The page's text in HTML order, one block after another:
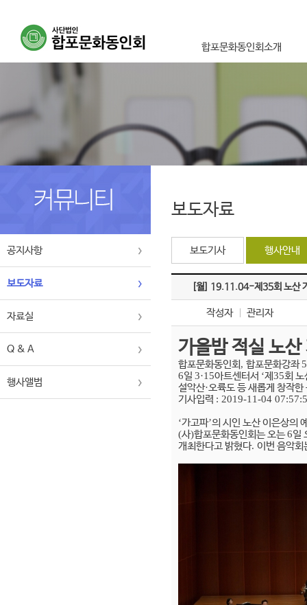
합포문화동인회소개
조직도
오시는길
공지사항
보도자료
자료실
Q & A
행사앨범
보도자료
보도기사 행사안내
[월] 19.11.04-제35회 노산
작성자 관리자
가을밤 적실 노
합포문화동인회 , 합포문화강좌
6일 3·15아트센터서 ‘제 35회 노
설악산·오륙도 등 새롭게 창작한
기사입력 : 2019-11-04
‘가고파’의 시인 노산 이은상의
(사)합포문화동인회는 오는6일
개최한다고 밝혔다. 이번 음악회